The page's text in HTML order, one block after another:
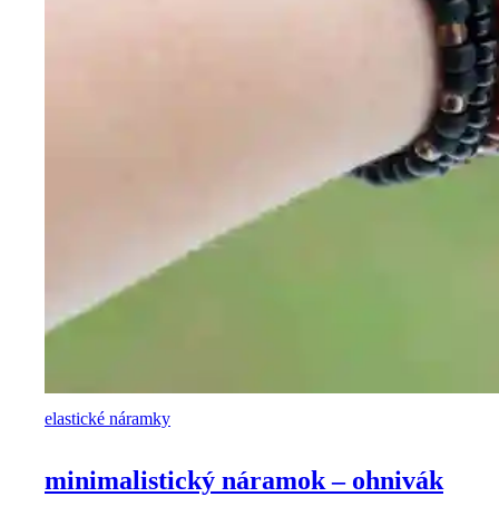
elastické náramky
minimalistický náramok – ohnivák